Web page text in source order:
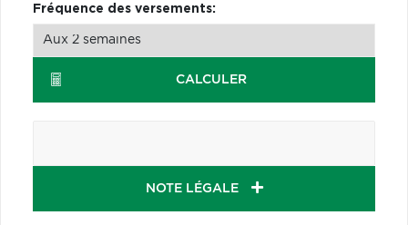
Fréquence des versements:
CALCULER
NOTE LÉGALE